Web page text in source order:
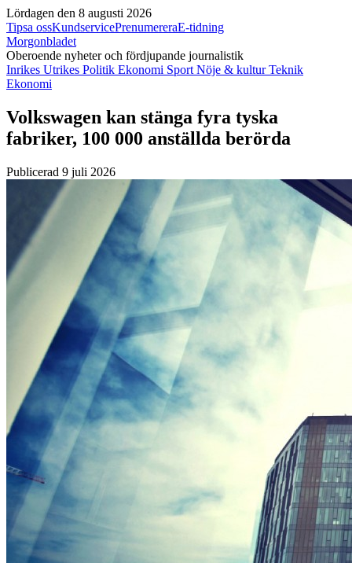
Lördagen den 8 augusti 2026
Tipsa ossKundservicePrenumereraE-tidning
Morgonbladet
Oberoende nyheter och fördjupande journalistik
Inrikes Utrikes Politik Ekonomi Sport Nöje & kulturTeknik
Ekonomi
Volkswagen kan stänga fyra tyska
fabriker, 100 000 anställda berörda
Publicerad 9 juli 2026